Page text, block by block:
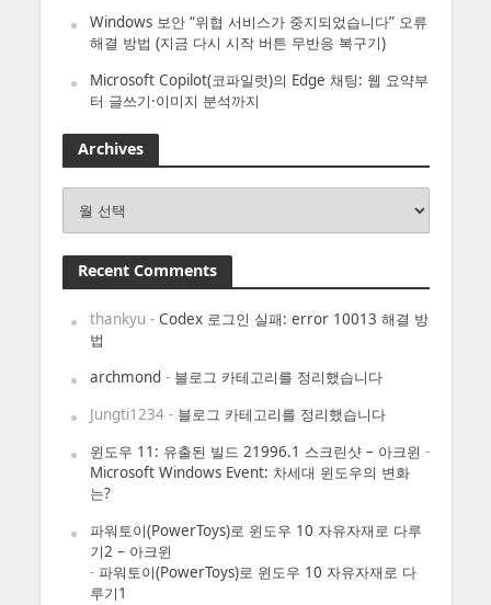
Windows 보안 “위협 서비스가 중지되었습니다” 오류
해결 방법 (지금 다시 시작 버튼 무반응 복구기)
Microsoft Copilot(코파일럿)의 Edge 채팅: 웹 요약부
터 글쓰기·이미지 분석까지
Archives
Recent Comments
thankyu - Codex 로그인 실패: error 10013 해결 방
법
archmond - 블로그 카테고리를 정리했습니다
Jungti1234- 블로그 카테고리를 정리했습니다
윈도우 11: 유출된 빌드 21996.1 스크린샷 – 아크윈 -
Microsoft Windows Event: 차세대 윈도우의 변화
는?
파워토이(PowerToys)로 윈도우 10 자유자재로 다루
기2 – 아크윈
- 파워토이(PowerToys)로 윈도우 10 자유자재로 다
루기1